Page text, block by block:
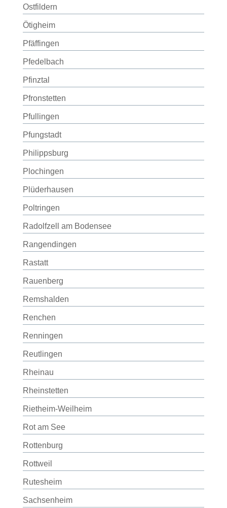
Ostfildern
Ötigheim
Pfäffingen
Pfedelbach
Pfinztal
Pfronstetten
Pfullingen
Pfungstadt
Philippsburg
Plochingen
Plüderhausen
Poltringen
Radolfzell am Bodensee
Rangendingen
Rastatt
Rauenberg
Remshalden
Renchen
Renningen
Reutlingen
Rheinau
Rheinstetten
Rietheim-Weilheim
Rot am See
Rottenburg
Rottweil
Rutesheim
Sachsenheim